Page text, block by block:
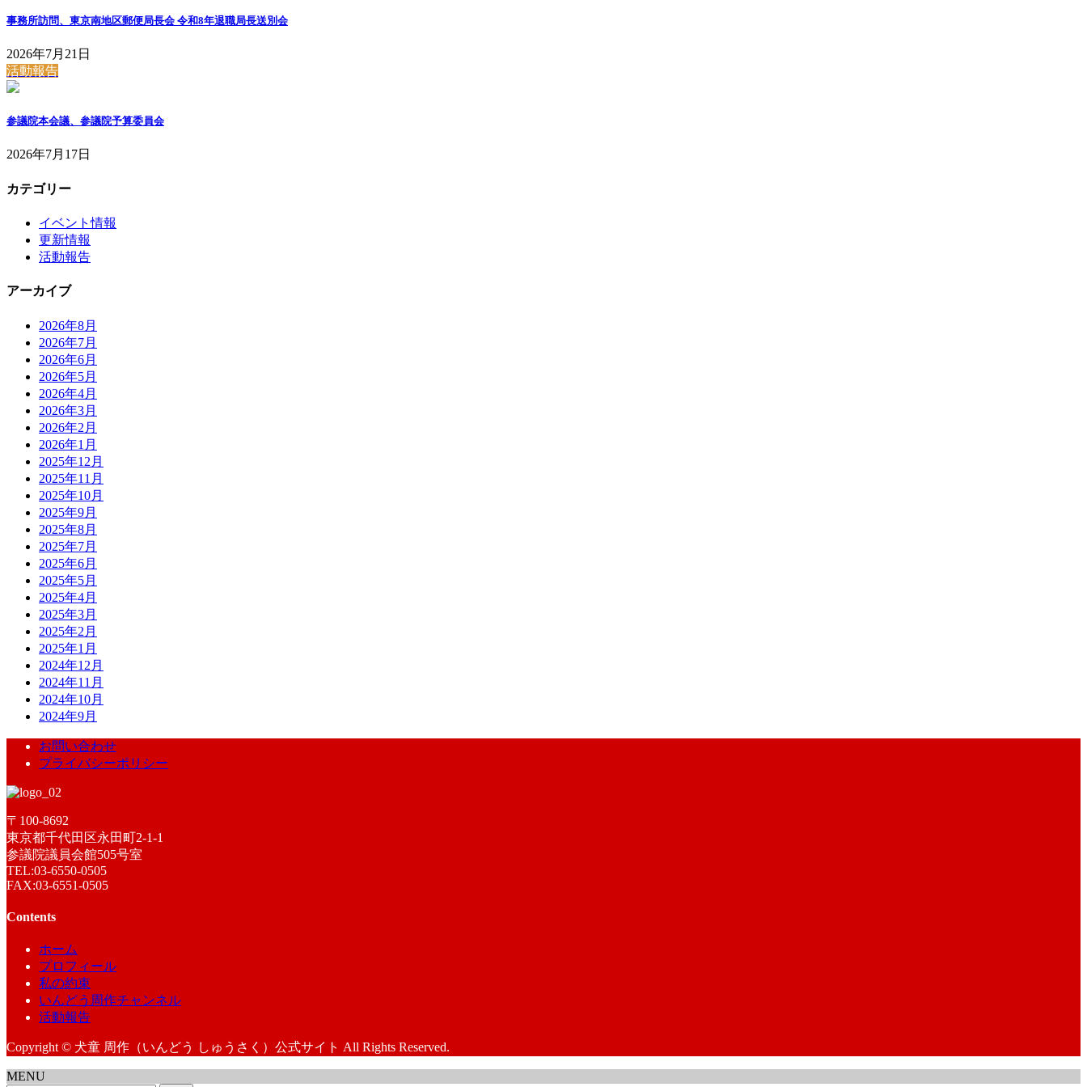
事務所訪問、東京南地区郵便局長会 令和8年退職局長送別会
2026年7月21日
活動報告
参議院本会議、参議院予算委員会
2026年7月17日
カテゴリー
イベント情報
更新情報
活動報告
アーカイブ
2026年8月
2026年7月
2026年6月
2026年5月
2026年4月
2026年3月
2026年2月
2026年1月
2025年12月
2025年11月
2025年10月
2025年9月
2025年8月
2025年7月
2025年6月
2025年5月
2025年4月
2025年3月
2025年2月
2025年1月
2024年12月
2024年11月
2024年10月
2024年9月
お問い合わせ
プライバシーポリシー
〒100-8692
東京都千代田区永田町2-1-1
参議院議員会館505号室
TEL:03-6550-0505
FAX:03-6551-0505
Contents
ホーム
プロフィール
私の約束
いんどう周作チャンネル
活動報告
Copyright © 犬童 周作（いんどう しゅうさく）公式サイト All Rights Reserved.
MENU